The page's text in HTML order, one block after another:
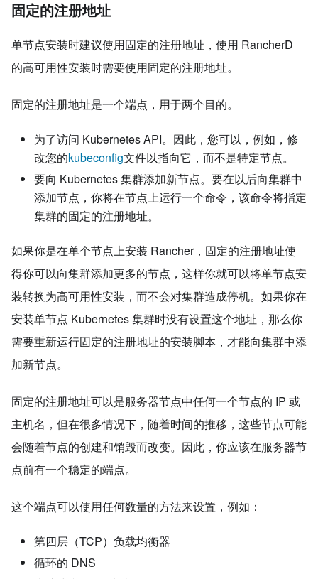
固定的注册地址
单节点安装时建议使用固定的注册地址，使用 RancherD
的高可用性安装时需要使用固定的注册地址。
固定的注册地址是一个端点，用于两个目的。
为了访问 Kubernetes API。因此，您可以，例如，修
改您的kubeconfig文件以指向它，而不是特定节点。
要向 Kubernetes 集群添加新节点。要在以后向集群中
添加节点，你将在节点上运行一个命令，该命令将指定
集群的固定的注册地址。
如果你是在单个节点上安装 Rancher，固定的注册地址使
得你可以向集群添加更多的节点，这样你就可以将单节点安
装转换为高可用性安装，而不会对集群造成停机。如果你在
安装单节点 Kubernetes 集群时没有设置这个地址，那么你
需要重新运行固定的注册地址的安装脚本，才能向集群中添
加新节点。
固定的注册地址可以是服务器节点中任何一个节点的 IP 或
主机名，但在很多情况下，随着时间的推移，这些节点可能
会随着节点的创建和销毁而改变。因此，你应该在服务器节
点前有一个稳定的端点。
这个端点可以使用任何数量的方法来设置，例如：
第四层（TCP）负载均衡器
循环的 DNS